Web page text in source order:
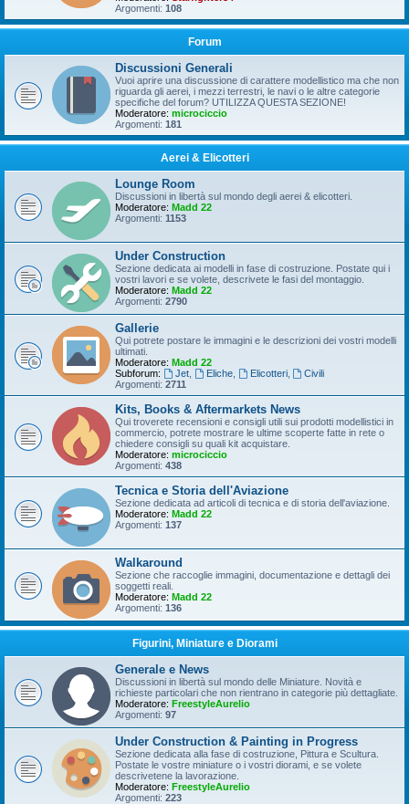
Argomenti: 108
Forum
Discussioni Generali
Vuoi aprire una discussione di carattere modellistico ma che non
riguarda gli aerei, i mezzi terrestri, le navi o le altre categorie
specifiche del forum? UTILIZZA QUESTA SEZIONE!
Moderatore: microciccio
Argomenti: 181
Aerei & Elicotteri
Lounge Room
Discussioni in libertà sul mondo degli aerei & elicotteri.
Moderatore: Madd 22
Argomenti: 1153
Under Construction
Sezione dedicata ai modelli in fase di costruzione. Postate qui i
vostri lavori e se volete, descrivete le fasi del montaggio.
Moderatore: Madd 22
Argomenti: 2790
Gallerie
Qui potrete postare le immagini e le descrizioni dei vostri modelli
ultimati.
Moderatore: Madd 22
Subforum:
Jet, Eliche, Elicotteri,
Civili
Argomenti: 2711
Kits, Books & Aftermarkets News
Qui troverete recensioni e consigli utili sui prodotti modellistici in
commercio, potrete mostrare le ultime scoperte fatte in rete o
chiedere consigli su quali kit acquistare.
Moderatore: microciccio
Argomenti: 438
Tecnica e Storia dell'Aviazione
Sezione dedicata ad articoli di tecnica e di storia dell'aviazione.
Moderatore: Madd 22
Argomenti: 137
Walkaround
Sezione che raccoglie immagini, documentazione e dettagli dei
soggetti reali.
Moderatore: Madd 22
Argomenti: 136
Figurini, Miniature e Diorami
Generale e News
Discussioni in libertà sul mondo delle Miniature. Novità e
richieste particolari che non rientrano in categorie più dettagliate.
Moderatore: FreestyleAurelio
Argomenti: 97
Under Construction & Painting in Progress
Sezione dedicata alla fase di costruzione, Pittura e Scultura.
Postate le vostre miniature o i vostri diorami, e se volete
descrivetene la lavorazione.
Moderatore: FreestyleAurelio
Argomenti: 223